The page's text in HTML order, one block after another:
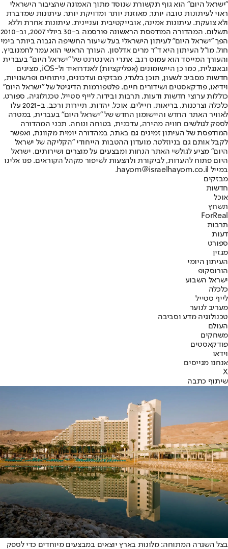
"ישראל היום" הוא גוף תקשורת שנוסד מתוך האמונה שהציבור הישראלי
ראוי לעיתונות טובה יותר, מאוזנת יותר ומדויקת יותר. עיתונות שמדברת
ולא צועקת. עיתונות אמינה, אובייקטיבית ועניינית. עיתונות אחרת וללא
תשלום. המהדורה המודפסת הראשונה פורסמה ב-30 ביולי 2007, וב-2010
הפך "ישראל היום" לעיתון הישראלי בעל שיעור החשיפה הגבוה ביותר בימי
חול. מו"ל העיתון היא ד"ר מרים אדלסון. העורך הראשי הוא עמר לחמנוביץ,
והעורך המייסד הוא עמוס רגב. אתרי האינטרנט של "ישראל היום" בעברית
ובאנגלית, כמו כן היישומונים (אפליקציות) לאנדרואיד ול-iOS, מציגים
חדשות מסביב לשעון, תוכן בלעדי, מבזקים ועדכונים, ניתוחים ופרשנויות,
וידיאו, פודקאסטים ושידורים חיים. פלטפורמות הדיגיטל של "ישראל היום"
כוללות ערוצי חדשות ודעות, תרבות ובידור, לייף סטייל, טכנולוגיה, ספורט,
כלכלה וצרכנות, בריאות, חיילים, אוכל, יהדות, תיירות ורכב. ב-2021 עלו
לאוויר האתר החדש והיישומון החדש של "ישראל היום" בעברית, במטרה
לספק לגולשים חוויה מהירה, עדכנית, בטוחה ונוחה. תכני המהדורה
המודפסת של העיתון זמינים גם באתר, במהדורה יומית מקוונת, ואפשר
לקבל אותם גם בניוזלטר. מועדון ההטבות הייחודי "הקליקה של ישראל
היום" מציע לגולשי האתר הנחות ומבצעים על מוצרים ושירותים. ישראל
היום פתוח להערות, לביקורת ולהצעות לשיפור מקהל הקוראים. פנו אלינו
במייל hayom@israelhayom.co.il.
מבזקים
חדשות
אוכל
תשחץ
ForReal
תרבות
דעות
ספורט
מגזין
העיתון היומי
הורוסקופ
ישראל השבוע
כלכלה
לייף סטייל
מעריב לנוער
טכנולוגיה מדע וסביבה
העולם
משחקים
פודקאסטים
וידאו
אנחנו מגייסים
X
שיתוף כתבה
בצל השגרה המתוחה: מלונות בארץ יוצאים במבצעים מיוחדים כדי לספק